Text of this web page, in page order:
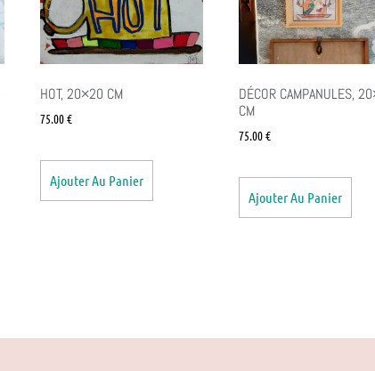
HOT, 20×20 CM
75.00€
Ajouter Au Panier
DÉCOR CAMPANULES,
CM
75.00€
Ajouter Au Panier